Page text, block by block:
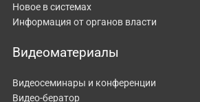
Новое в системах
Информация от органов власти
Видеоматериалы
Видеосеминары и конференции
Видео-бератор